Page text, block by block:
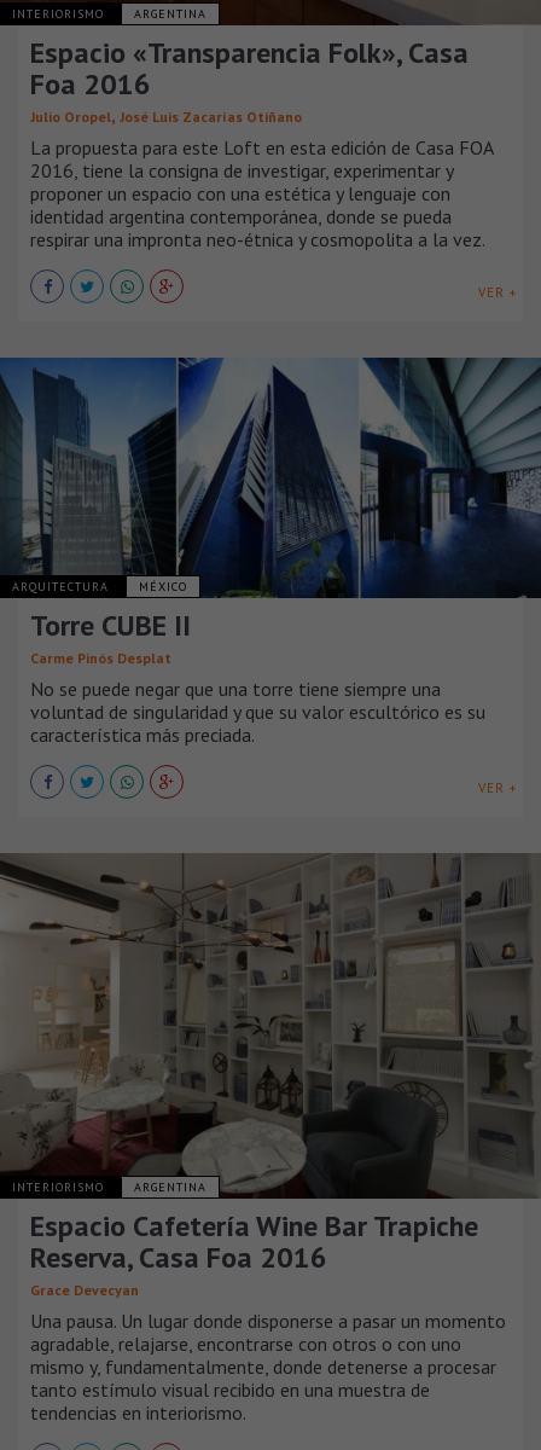
INTERIORISMO ARGENTINA
Espacio «Transparencia Folk», Casa
Foa 2016
Julio Oropel, José Luis Zacarías Otiñano
La propuesta para este Loft en esta edición de Casa FOA
2016, tiene la consigna de investigar, experimentar y
proponer un espacio con una estética y lenguaje con
identidad argentina contemporánea, donde se pueda
respirar una impronta neo-étnica y cosmopolita a la vez.
VER +
ARQUITECTURA MÉXICO
Torre CUBE II
Carme Pinós Desplat
No se puede negar que una torre tiene siempre una
voluntad de singularidad y que su valor escultórico es su
característica más preciada.
VER +
INTERIORISMO ARGENTINA
Espacio Cafetería Wine Bar Trapiche
Reserva, Casa Foa 2016
Grace Devecyan
Una pausa. Un lugar donde disponerse a pasar un momento
agradable, relajarse, encontrarse con otros o con uno
mismo y, fundamentalmente, donde detenerse a procesar
tanto estímulo visual recibido en una muestra de
tendencias en interiorismo.